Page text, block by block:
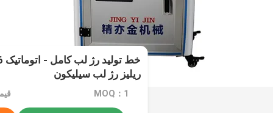
ریلیز رژ لب سیلیکون
MOQ：1